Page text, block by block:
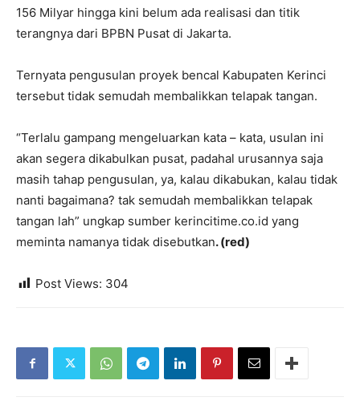
156 Milyar hingga kini belum ada realisasi dan titik
terangnya dari BPBN Pusat di Jakarta.
Ternyata pengusulan proyek bencal Kabupaten Kerinci
tersebut tidak semudah membalikkan telapak tangan.
“Terlalu gampang mengeluarkan kata – kata, usulan ini
akan segera dikabulkan pusat, padahal urusannya saja
masih tahap pengusulan, ya, kalau dikabukan, kalau tidak
nanti bagaimana? tak semudah membalikkan telapak
tangan lah” ungkap sumber kerincitime.co.id yang
meminta namanya tidak disebutkan. (red)
Post Views: 304